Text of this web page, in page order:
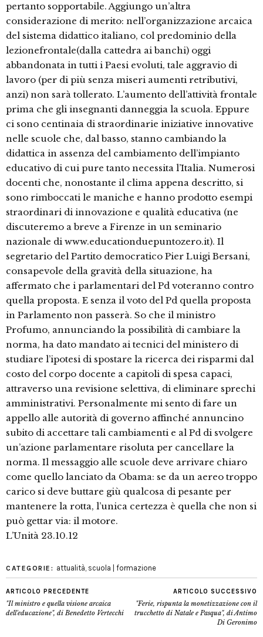
pertanto sopportabile. Aggiungo un’altra
considerazione di merito: nell’organizzazione arcaica
del sistema didattico italiano, col predominio della
lezionefrontale(dalla cattedra ai banchi) oggi
abbandonata in tutti i Paesi evoluti, tale aggravio di
lavoro (per di più senza miseri aumenti retributivi,
anzi) non sarà tollerato. L’aumento dell’attività frontale
prima che gli insegnanti danneggia la scuola. Eppure
ci sono centinaia di straordinarie iniziative innovative
nelle scuole che, dal basso, stanno cambiando la
didattica in assenza del cambiamento dell’impianto
educativo di cui pure tanto necessita l’Italia. Numerosi
docenti che, nonostante il clima appena descritto, si
sono rimboccati le maniche e hanno prodotto esempi
straordinari di innovazione e qualità educativa (ne
discuteremo a breve a Firenze in un seminario
nazionale di www.educationduepuntozero.it). Il
segretario del Partito democratico Pier Luigi Bersani,
consapevole della gravità della situazione, ha
affermato che i parlamentari del Pd voteranno contro
quella proposta. E senza il voto del Pd quella proposta
in Parlamento non passerà. So che il ministro
Profumo, annunciando la possibilità di cambiare la
norma, ha dato mandato ai tecnici del ministero di
studiare l’ipotesi di spostare la ricerca dei risparmi dal
costo del corpo docente a capitoli di spesa capaci,
attraverso una revisione selettiva, di eliminare sprechi
amministrativi. Personalmente mi sento di fare un
appello alle autorità di governo affinché annuncino
subito di accettare tali cambiamenti e al Pd di svolgere
un’azione parlamentare risoluta per cancellare la
norma. Il messaggio alle scuole deve arrivare chiaro
come quello lanciato da Obama: se da un aereo troppo
carico si deve buttare giù qualcosa di pesante per
mantenere la rotta, l’unica certezza è quella che non si
può gettar via: il motore.
L’Unità 23.10.12
CATEGORIE: attualità, scuola | formazione
ARTICOLO PRECEDENTE
"Il ministro e quella visione arcaica
dell'educazione", di Benedetto Vertecchi
ARTICOLO SUCCESSIVO
"Ferie, rispunta la monetizzazione con il
trucchetto di Natale e Pasqua", di Antimo
Di Geronimo